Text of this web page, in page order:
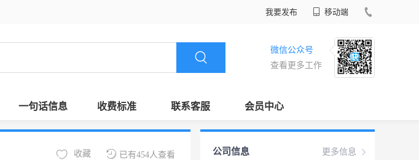
我要发布 移动端
微信公众号
查看更多工作
一句话信息 收费标准 联系客服 会员中心
已有454人查看
收藏 更多信息
公司信息